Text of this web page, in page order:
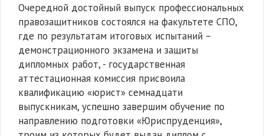
Очередной достойный выпуск профессиональных
правозащитников состоялся на факультете СПО,
где по результатам итоговых испытаний –
демонстрационного экзамена и защиты
дипломных работ, - государственная
аттестационная комиссия присвоила
квалификацию «юрист» семнадцати
выпускникам, успешно завершим обучение по
направлению подготовки «Юриспруденция»,